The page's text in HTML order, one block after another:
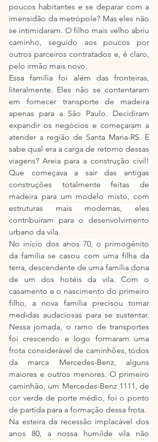
poucos habitantes e se deparar com a
imensidão da metrópole? Mas eles não
se intimidaram. O filho mais velho abriu
caminho, seguido aos poucos por
outros parceiros contratados e, é claro,
pelo irmão mais novo.
Essa família foi além das fronteiras,
literalmente. Eles não se contentaram
em fornecer transporte de madeira
apenas para a São Paulo. Decidiram
expandir os negócios e começaram a
atender a região de Santa Maria-RS. E
sabe qual era a carga de retorno dessas
viagens? Areia para a construção civil!
Que começava a sair das antigas
construções totalmente feitas de
madeira para um modelo misto, com
estruturas mais modernas, eles
contribuíram para o desenvolvimento
urbano da vila.
No início dos anos 70, o primogênito
da família se casou com uma filha da
terra, descendente de uma família dona
de um dos hotéis da vila. Com o
casamento e o nascimento do primeiro
filho, a nova família precisou tomar
medidas audaciosas para se sustentar.
Nessa jornada, o ramo de transportes
foi crescendo e logo formaram uma
frota considerável de caminhões, todos
da marca Mercedes-Benz, alguns
maiores e outros menores. O primeiro
caminhão, um Mercedes-Benz 1111, de
cor verde de porte médio, foi o ponto
de partida para a formação dessa frota.
Na esteira da recessão implacável dos
anos 80, a nossa humilde vila não